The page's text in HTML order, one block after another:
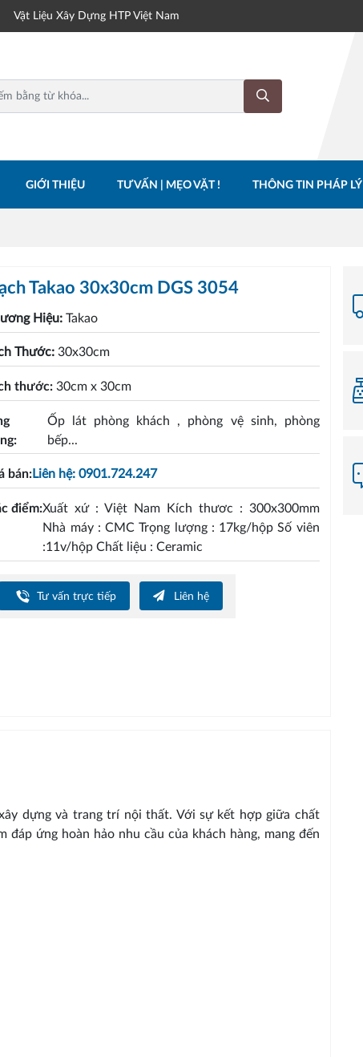
Vật Liệu Xây Dựng HTP Việt Nam
GIỚI THIỆU TƯ VẤN | MẸO VẶT ! THÔNG TIN PHÁP LÝ
Takao 30x30cm DGS 3054
Hiệu:Takao
Thước:30x30cm
thước:30cm x 30cm
Ốp lát phòng khách , phòng vệ sinh, phòng
bếp...
bán:Liên hệ: 0901.724.247
điểm:Xuất xứ : Việt Nam Kích thươc : 300x300mm
Nhà máy : CMC Trọng lượng : 17kg/hộp Số viên
:11v/hộp Chất liệu : Ceramic
Tư vấn trực tiếp Liên hệ
dựng và trang trí nội thất. Với sự kết hợp giữa chất
đáp ứng hoàn hảo nhu cầu của khách hàng, mang đến